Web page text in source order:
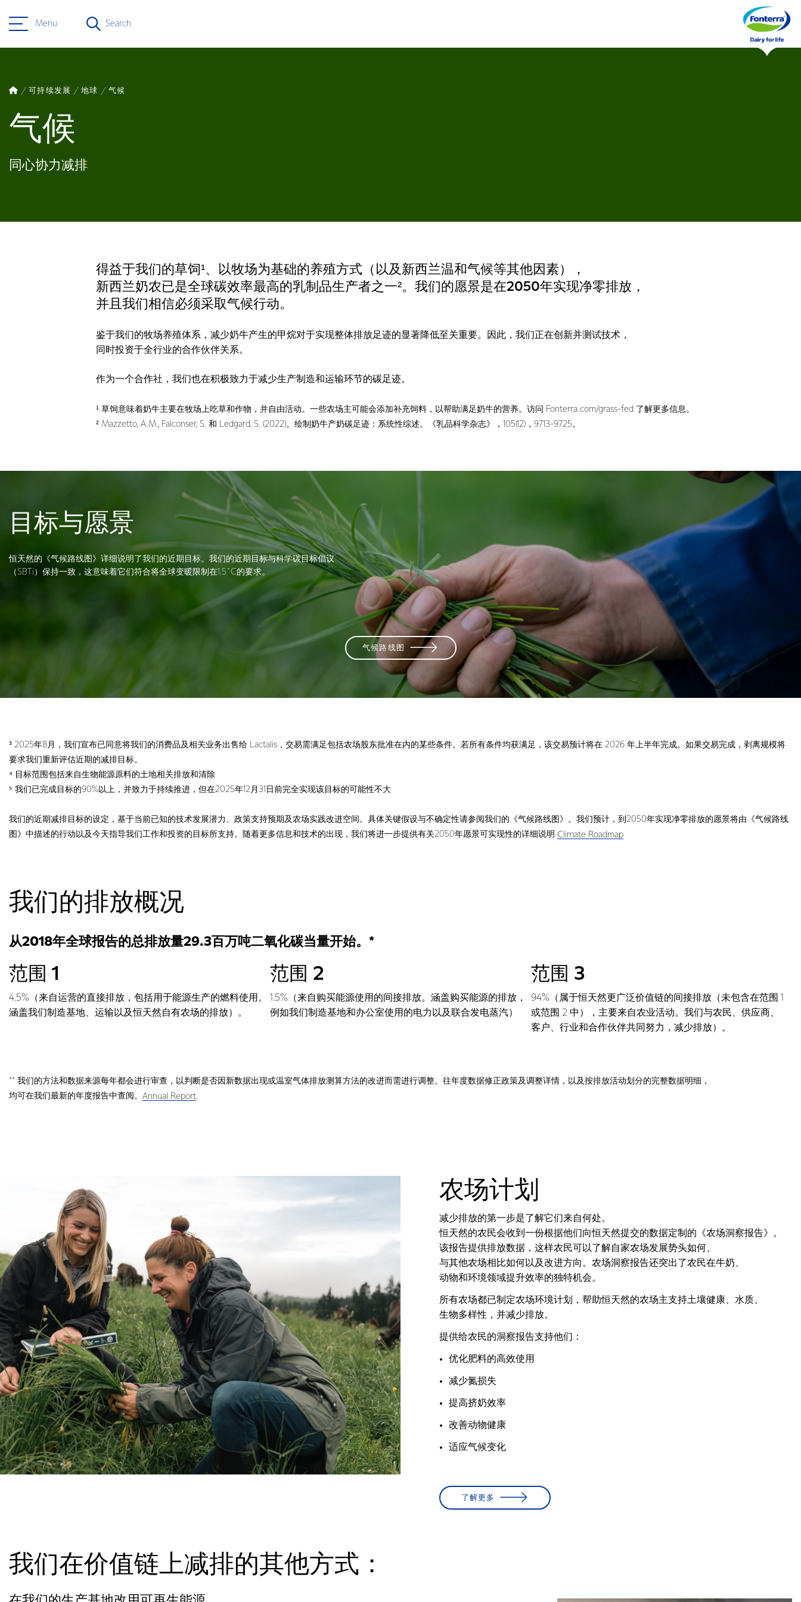
Menu Search
可持续发展 地球 气候
气候
同心协力减排
得益于我们的草饲¹、以牧场为基础的养殖方式（以及新西兰温和气候等其他因素），
新西兰奶农已是全球碳效率最高的乳制品生产者之一²。我们的愿景是在2050年实现净零排放，
并且我们相信必须采取气候行动。
鉴于我们的牧场养殖体系，减少奶牛产生的甲烷对于实现整体排放足迹的显著降低至关重要。因此，我们正在创新并测试技术，
同时投资于全行业的合作伙伴关系。
作为一个合作社，我们也在积极致力于减少生产制造和运输环节的碳足迹。
¹ 草饲意味着奶牛主要在牧场上吃草和作物，并自由活动。一些农场主可能会添加补充饲料，以帮助满足奶牛的营养。访问 Fonterra.com/grass-fed 了解更多信息。
² Mazzetto, A.M., Falconser, S. 和 Ledgard, S. (2022)。绘制奶牛产奶碳足迹：系统性综述。《乳品科学杂志》，105(12)，9713-9725。
目标与愿景
恒天然的《气候路线图》详细说明了我们的近期目标。我们的近期目标与科学碳目标倡议
（SBTi）保持一致，这意味着它们符合将全球变暖限制在1.5˚C的要求。
气候路线图
³ 2025年8月，我们宣布已同意将我们的消费品及相关业务出售给 Lactalis，交易需满足包括农场股东批准在内的某些条件。若所有条件均获满足，该交易预计将在 2026 年上半年完成。如果交易完成，剥离规模将
要求我们重新评估近期的减排目标。
⁴ 目标范围包括来自生物能源原料的土地相关排放和清除
⁵ 我们已完成目标的90%以上，并致力于持续推进，但在2025年12月31日前完全实现该目标的可能性不大
我们的近期减排目标的设定，基于当前已知的技术发展潜力、政策支持预期及农场实践改进空间。具体关键假设与不确定性请参阅我们的《气候路线图》。我们预计，到2050年实现净零排放的愿景将由《气候路线
图》中描述的行动以及今天指导我们工作和投资的目标所支持。随着更多信息和技术的出现，我们将进一步提供有关2050年愿景可实现性的详细说明 Climate Roadmap
我们的排放概况
从2018年全球报告的总排放量29.3百万吨二氧化碳当量开始。*
范围 1
4.5%（来自运营的直接排放，包括用于能源生产的燃料使用。
涵盖我们制造基地、运输以及恒天然自有农场的排放）。
范围 2
1.5%（来自购买能源使用的间接排放。涵盖购买能源的排放，
例如我们制造基地和办公室使用的电力以及联合发电蒸汽）
范围 3
94%（属于恒天然更广泛价值链的间接排放（未包含在范围 1
或范围 2 中），主要来自农业活动。我们与农民、供应商、
客户、行业和合作伙伴共同努力，减少排放）。
** 我们的方法和数据来源每年都会进行审查，以判断是否因新数据出现或温室气体排放测算方法的改进而需进行调整。往年度数据修正政策及调整详情，以及按排放活动划分的完整数据明细，
均可在我们最新的年度报告中查阅。 Annual Report.
农场计划
减少排放的第一步是了解它们来自何处。
恒天然的农民会收到一份根据他们向恒天然提交的数据定制的《农场洞察报告》。
该报告提供排放数据，这样农民可以了解自家农场发展势头如何、
与其他农场相比如何以及改进方向。农场洞察报告还突出了农民在牛奶、
动物和环境领域提升效率的独特机会。
所有农场都已制定农场环境计划，帮助恒天然的农场主支持土壤健康、水质、
生物多样性，并减少排放。
提供给农民的洞察报告支持他们：
优化肥料的高效使用
减少氮损失
提高挤奶效率
改善动物健康
适应气候变化
了解更多
我们在价值链上减排的其他方式：